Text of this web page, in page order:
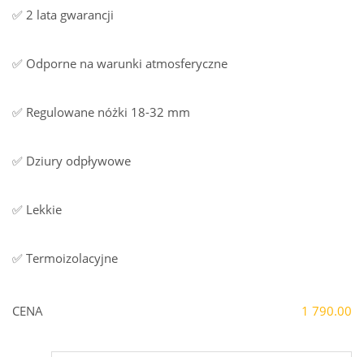
✅ 2 lata gwarancji
✅ Odporne na warunki atmosferyczne
✅ Regulowane nóżki 18-32 mm
✅ Dziury odpływowe
✅ Lekkie
✅ Termoizolacyjne
CENA 1 790.00